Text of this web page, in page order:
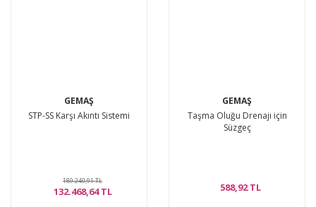
GEMAŞ
STP-SS Karşı Akıntı Sistemi
189.240,91 TL
132.468,64 TL
GEMAŞ
Taşma Oluğu Drenajı için
Süzgeç
588,92 TL